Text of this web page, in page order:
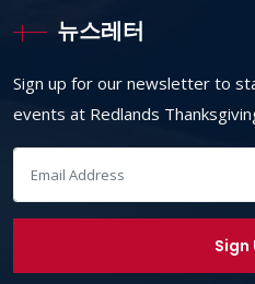
뉴스레터
Sign up for our newsletter to
events at Redlands